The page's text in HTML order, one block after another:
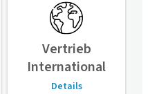
Vertrieb
International
Details